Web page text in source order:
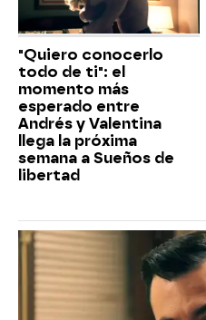
"Quiero conocerlo
todo de ti": el
momento más
esperado entre
Andrés y Valentina
llega la próxima
semana a Sueños de
libertad